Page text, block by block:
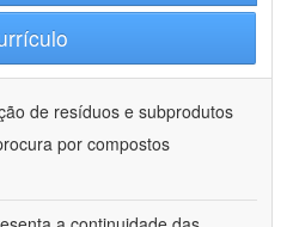
de resíduos e subprodutos
por compostos